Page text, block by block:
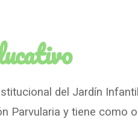
del Jardín
Parvularia y tiene como